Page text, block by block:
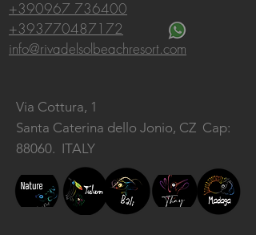
+390967 736400
+393770487172
info@rivadelsolbeachresort.com
Via Cottura, 1
Santa Caterina dello Jonio, CZ Cap:
88060. ITALY